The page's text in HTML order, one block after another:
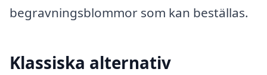
begravningsblommor som kan beställas.
Klassiska alternativ